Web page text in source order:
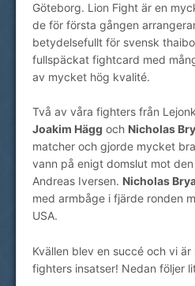
Göteborg. Lion Fight är en
de för första gången
betydelsefullt för svensk
fullspäckat fightcard med
av mycket hög kvalité.
Två av våra fighters från
Joakim Hägg och Nicholas
matcher och gjorde mycket
vann på enigt domslut mot
Andreas Iversen. Nicholas
med armbåge i fjärde ronden
USA.
Kvällen blev en succé och vi
fighters insatser! Nedan följer